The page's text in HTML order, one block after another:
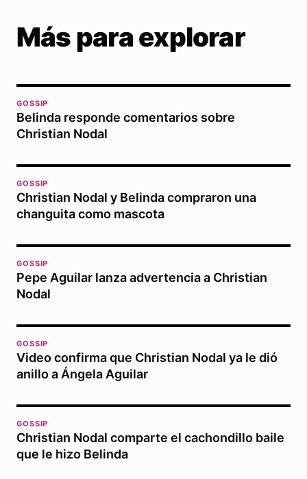
Más para explorar
GOSSIP
Belinda responde comentarios sobre
Christian Nodal
GOSSIP
Christian Nodal y Belinda compraron una
changuita como mascota
GOSSIP
Pepe Aguilar lanza advertencia a Christian
Nodal
GOSSIP
Video confirma que Christian Nodal ya le dió
anillo a Ángela Aguilar
GOSSIP
Christian Nodal comparte el cachondillo baile
que le hizo Belinda